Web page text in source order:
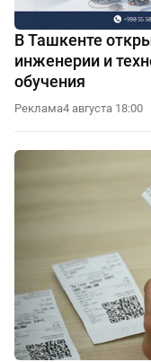
В Ташкенте
инженерии и
обучения
Реклама4 августа 18:00